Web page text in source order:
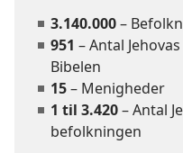
3.140.000–
951 – Antal
Bibelen
15– Menigheder
1 til 3.420– Antal
befolkningen